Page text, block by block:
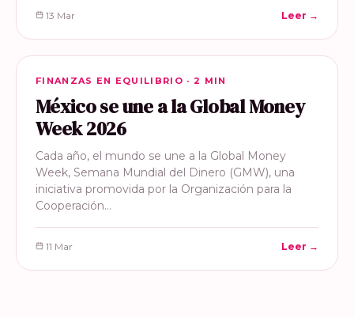
13 Mar Leer →
FINANZAS EN EQUILIBRIO
FINANZAS EN EQUILIBRIO · 2 MIN
México se une a la Global Money
Week 2026
Cada año, el mundo se une a la Global Money
Week, Semana Mundial del Dinero (GMW), una
iniciativa promovida por la Organización para la
Cooperación…
11 Mar Leer →